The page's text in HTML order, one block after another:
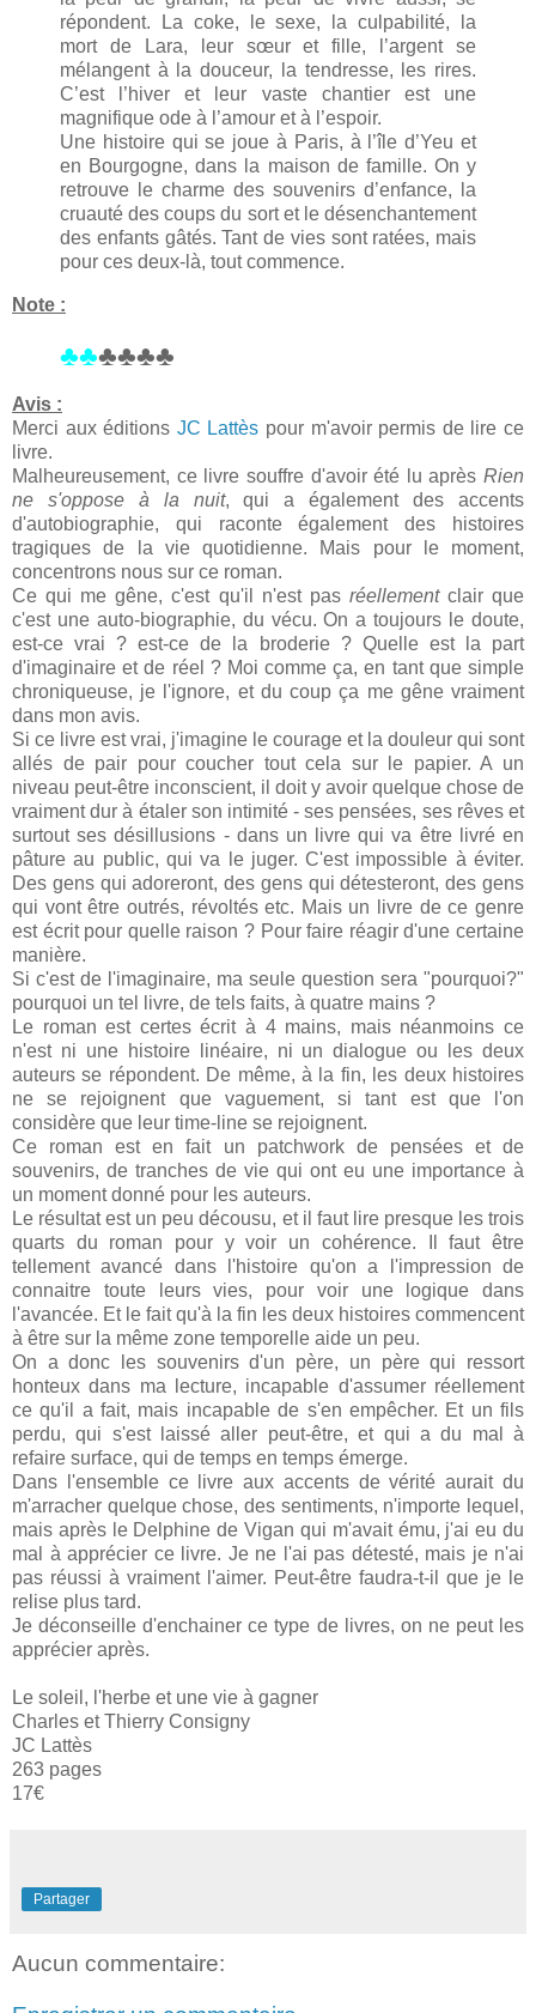
répondent. La coke, le sexe, la culpabilité, la
mort de Lara, leur sœur et fille, l’argent se
mélangent à la douceur, la tendresse, les rires.
C’est l’hiver et leur vaste chantier est une
magnifique ode à l’amour et à l’espoir.
Une histoire qui se joue à Paris, à l’île d’Yeu et
en Bourgogne, dans la maison de famille. On y
retrouve le charme des souvenirs d’enfance, la
cruauté des coups du sort et le désenchantement
des enfants gâtés. Tant de vies sont ratées, mais
pour ces deux-là, tout commence.
Note :
♣♣♣♣♣♣
Avis :
Merci aux éditions JC Lattès pour m'avoir permis de lire ce
livre.
Malheureusement, ce livre souffre d'avoir été lu après Rien
ne s'oppose à la nuit, qui a également des accents
d'autobiographie, qui raconte également des histoires
tragiques de la vie quotidienne. Mais pour le moment,
concentrons nous sur ce roman.
Ce qui me gêne, c'est qu'il n'est pas réellementclair que
c'est une auto-biographie, du vécu. On a toujours le doute,
est-ce vrai ? est-ce de la broderie ? Quelle est la part
d'imaginaire et de réel ? Moi comme ça, en tant que simple
chroniqueuse, je l'ignore, et du coup ça me gêne vraiment
dans mon avis.
Si ce livre est vrai, j'imagine le courage et la douleur qui sont
allés de pair pour coucher tout cela sur le papier. A un
niveau peut-être inconscient, il doit y avoir quelque chose de
vraiment dur à étaler son intimité - ses pensées, ses rêves et
surtout ses désillusions - dans un livre qui va être livré en
pâture au public, qui va le juger. C'est impossible à éviter.
Des gens qui adoreront, des gens qui détesteront, des gens
qui vont être outrés, révoltés etc. Mais un livre de ce genre
est écrit pour quelle raison ? Pour faire réagir d'une certaine
manière.
Si c'est de l'imaginaire, ma seule question sera "pourquoi?"
pourquoi un tel livre, de tels faits, à quatre mains ?
Le roman est certes écrit à 4 mains, mais néanmoins ce
n'est ni une histoire linéaire, ni un dialogue ou les deux
auteurs se répondent. De même, à la fin, les deux histoires
ne se rejoignent que vaguement, si tant est que l'on
considère que leur time-line se rejoignent.
Ce roman est en fait un patchwork de pensées et de
souvenirs, de tranches de vie qui ont eu une importance à
un moment donné pour les auteurs.
Le résultat est un peu décousu, et il faut lire presque les trois
quarts du roman pour y voir un cohérence. Il faut être
tellement avancé dans l'histoire qu'on a l'impression de
connaitre toute leurs vies, pour voir une logique dans
l'avancée. Et le fait qu'à la fin les deux histoires commencent
à être sur la même zone temporelle aide un peu.
On a donc les souvenirs d'un père, un père qui ressort
honteux dans ma lecture, incapable d'assumer réellement
ce qu'il a fait, mais incapable de s'en empêcher. Et un fils
perdu, qui s'est laissé aller peut-être, et qui a du mal à
refaire surface, qui de temps en temps émerge.
Dans l'ensemble ce livre aux accents de vérité aurait du
m'arracher quelque chose, des sentiments, n'importe lequel,
mais après le Delphine de Vigan qui m'avait ému, j'ai eu du
mal à apprécier ce livre. Je ne l'ai pas détesté, mais je n'ai
pas réussi à vraiment l'aimer. Peut-être faudra-t-il que je le
relise plus tard.
Je déconseille d'enchainer ce type de livres, on ne peut les
apprécier après.
Le soleil, l'herbe et une vie à gagner
Charles et Thierry Consigny
JC Lattès
263 pages
17€
Partager
Aucun commentaire: